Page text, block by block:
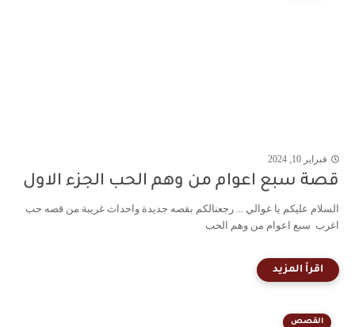
فبراير 10, 2024
قصة سبع اعوام من وهم الحب الجزء الاول
السلام عليكم يا غوالي ... رجعنالكم بقصه جديدة واحداث غريبة من قصه حب
اغرب سبع اعوام من وهم الحب
القصص